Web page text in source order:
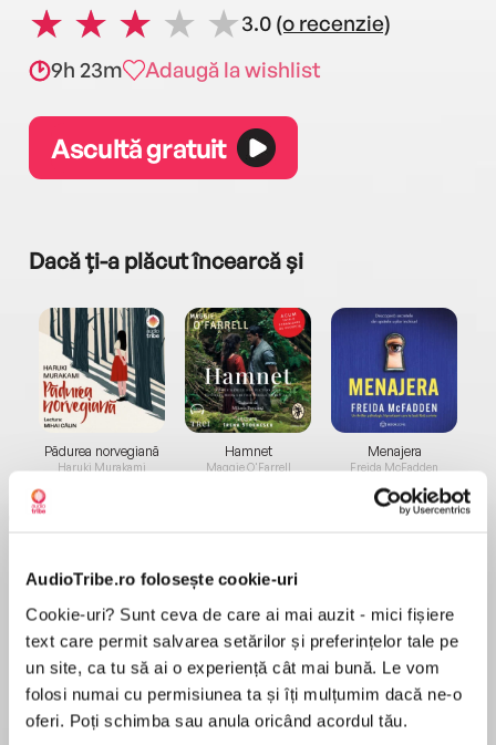
AudioTribe.ro folosește cookie-uri
Cookie-uri? Sunt ceva de care ai mai auzit - mici fișiere
text care permit salvarea setărilor și preferințelor tale pe
un site, ca tu să ai o experiență cât mai bună. Le vom
folosi numai cu permisiunea ta și îți mulțumim dacă ne-o
oferi. Poți schimba sau anula oricând acordul tău.
3.0 (o recenzie)
9h 23m
Adaugă la wishlist
Ascultă gratuit
Dacă ți-a plăcut încearcă și
Pădurea norvegiană
Haruki Murakami
Elita de Argint (Elita
de...
Dani Francis
Hamnet
Maggie O'Farrell
Diavolul se îmbracă de
la...
Lauren Weisberger
Menajera
Freida McFadden
Migdală
Sohn Won-pyung